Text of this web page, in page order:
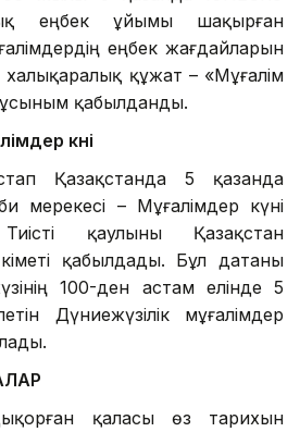
еңбек ұйымы шақырған
еңбек жағдайларын
халықаралық құжат – «Мұғалім
ұсыным қабылданды.
күні
Қазақстанда 5 қазанда
мерекесі – Мұғалімдер күні
қаулыны Қазақстан
қабылдады. Бұл датаны
100-ден астам елінде 5
Дүниежүзілік мұғалімдер
қаласы өз тарихын